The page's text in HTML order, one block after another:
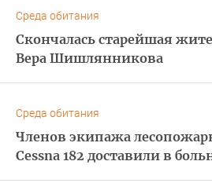
Среда обитания
Скончалась старейшая
Вера Шишлянникова
Среда обитания
Членов экипажа
Cessna 182 доставили в